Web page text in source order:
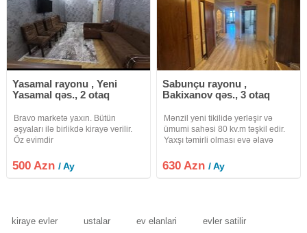
Yasamal rayonu , Yeni
Yasamal qəs., 2 otaq
Bravo marketə yaxın. Bütün
əşyaları ilə birlikdə kirayə verilir.
Öz evimdir
500 Azn/ Ay
Sabunçu rayonu ,
Bakixanov qəs., 3 otaq
Mənzil yeni tikilidə yerləşir və
ümumi sahəsi 80 kv.m təşkil edir.
Yaxşı təmirli olması evə əlavə
qazandırır. Otaqlar geniş və
funksional şəkildə planlaşdırılıb,
630 Azn/ Ay
kiraye evler ustalar ev elanlari evler satilir